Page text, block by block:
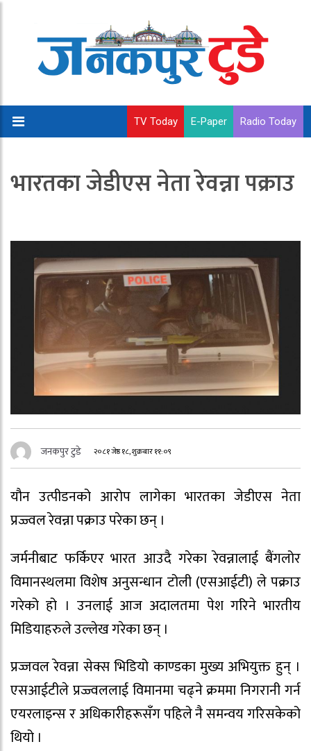
TV Today E-Paper Radio Today
भारतका जेडीएस नेता रेवन्ना पक्राउ
जनकपुर टुडे २०८१ जेष्ठ १८, शुक्रबार ११:०९
यौन उत्पीडनको आरोप लागेका भारतका जेडीएस नेता
प्रज्ज्वलरेवन्नापक्राउ परेका छन् ।
जर्मनीबाट फर्किएर भारत आउदै गरेकारेवन्नालाई बैंगलोर
विमानस्थलमा विशेष अनुसन्धान टोली (एसआईटी) ले पक्राउ
गरेको हो । उनलाई आज अदालतमा पेश गरिने भारतीय
मिडियाहरुलेउल्लेख गरेका छन् ।
प्रज्जवलरेवन्ना सेक्स भिडियो काण्डका मुख्य अभियुक्त हुन् ।
एसआईटीलेप्रज्ज्वललाईविमानमा चढ्ने क्रममा निगरानी गर्न
एयरलाइन्स र अधिकारीहरूसँग पहिले नै समन्वय गरिसकेको
थियो ।